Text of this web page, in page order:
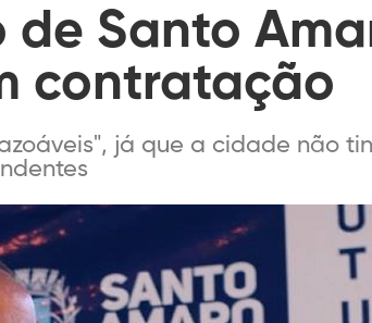
de Santo
contratação
já que a cidade não